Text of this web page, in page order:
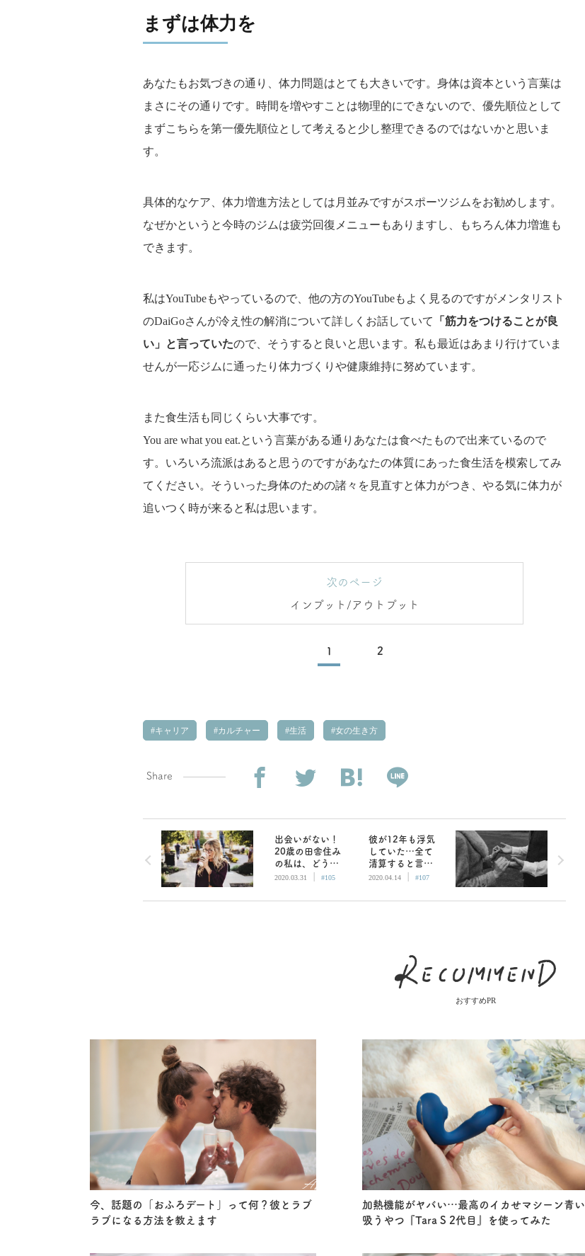
まずは体力を
あなたもお気づきの通り、体力問題はとても大きいです。身体は資本という言葉は
まさにその通りです。時間を増やすことは物理的にできないので、優先順位として
まずこちらを第一優先順位として考えると少し整理できるのではないかと思いま
す。
具体的なケア、体力増進方法としては月並みですがスポーツジムをお勧めします。
なぜかというと今時のジムは疲労回復メニューもありますし、もちろん体力増進も
できます。
私はYouTubeもやっているので、他の方のYouTubeもよく見るのですがメンタリスト
のDaiGoさんが冷え性の解消について詳しくお話していて
「筋力をつけることが良
い」と言っていたので、そうすると良いと思います。私も最近はあまり行けていま
せんが一応ジムに通ったり体力づくりや健康維持に努めています。
また食生活も同じくらい大事です。
You are what you eat.という言葉がある通りあなたは食べたもので出来ているので
す。いろいろ流派はあると思うのですがあなたの体質にあった食生活を模索してみ
てください。そういった身体のための諸々を見直すと体力がつき、やる気に体力が
追いつく時が来ると私は思います。
次のページ
インプット/アウトプット
1 2
キャリア カルチャー 生活 女の生き方
Share
出会いがない！
20歳の田舎住み
の私は、どうし
たら魅力的な男
か？
2020.03.31 | #105
彼が12年も浮気
していた…全て
清算すると言わ
れたが、どうす
2020.04.14 | #107
おすすめPR
今、話題の「おふろデート」って何？彼とラブ
ラブになる方法を教えます
加熱機能がヤバい…最高のイカせマシーン青い
吸うやつ『Tara S 2代目』を使ってみた